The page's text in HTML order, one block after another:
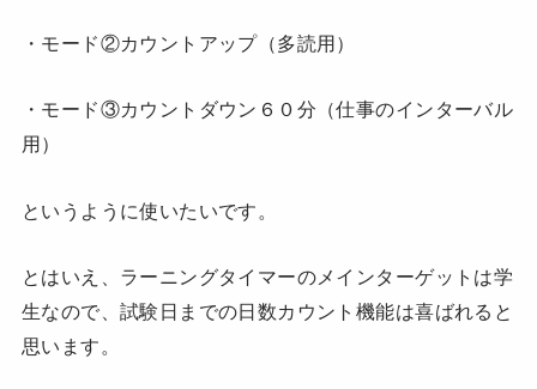
・モード②カウントアップ（多読用）
・モード③カウントダウン６０分（仕事のインターバル
用）
というように使いたいです。
とはいえ、ラーニングタイマーのメインターゲットは学
生なので、試験日までの日数カウント機能は喜ばれると
思います。